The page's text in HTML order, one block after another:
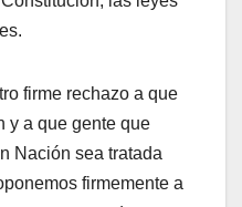
firme rechazo a que
y a que gente que
Nación sea tratada
firmemente a